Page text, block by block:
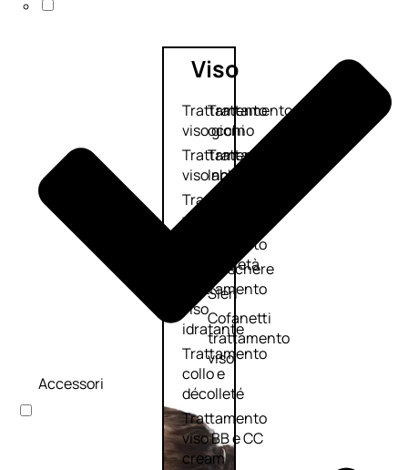
Viso
Trattamento
viso giorno
Trattamento
viso notte
Trattamento
viso 24 ore
Trattamento
viso antietà
Trattamento
viso
idratante
Trattamento
collo e
décolleté
Trattamento
viso BB e CC
cream
Trattamento
occhi
Trattamento
labbra
Detergenti
Maschere
Sieri
Cofanetti
trattamento
viso
Accessori